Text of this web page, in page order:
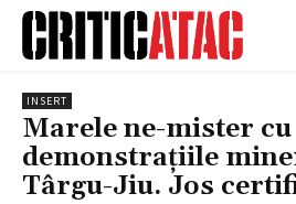
INSERT
Marele ne-mister cu
demonstraţiile
Târgu-Jiu. Jos